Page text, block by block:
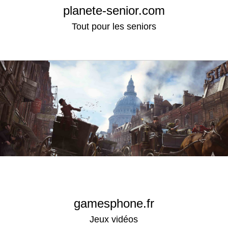
planete-senior.com
Tout pour les seniors
gamesphone.fr
Jeux vidéos